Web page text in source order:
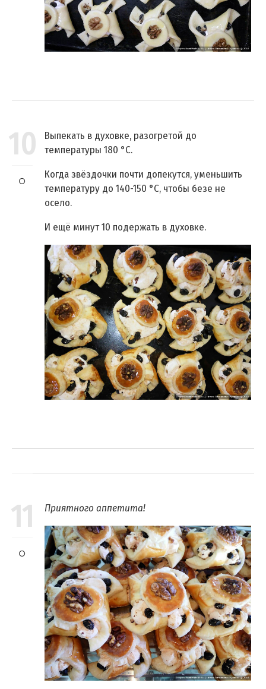
10
Выпекать в духовке, разогретой до
температуры 180 °C.
Когда звёздочки почти допекутся, уменьшить
температуру до 140-150 °C, чтобы безе не
осело.
И ещё минут 10 подержать в духовке.
11 Приятного аппетита!